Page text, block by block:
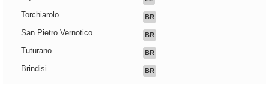
Torchiarolo BR
San Pietro Vernotico BR
Tuturano BR
Brindisi BR